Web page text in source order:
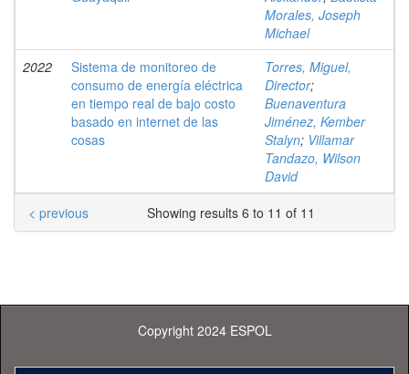
Morales, Joseph
Michael
2022
Sistema de monitoreo de
consumo de energía eléctrica
en tiempo real de bajo costo
basado en internet de las
cosas
Torres, Miguel,
Director;
Buenaventura
Jiménez, Kember
Stalyn; Villamar
Tandazo, Wilson
David
Showing results 6 to 11 of 11
< previous
Copyright 2024 ESPOL